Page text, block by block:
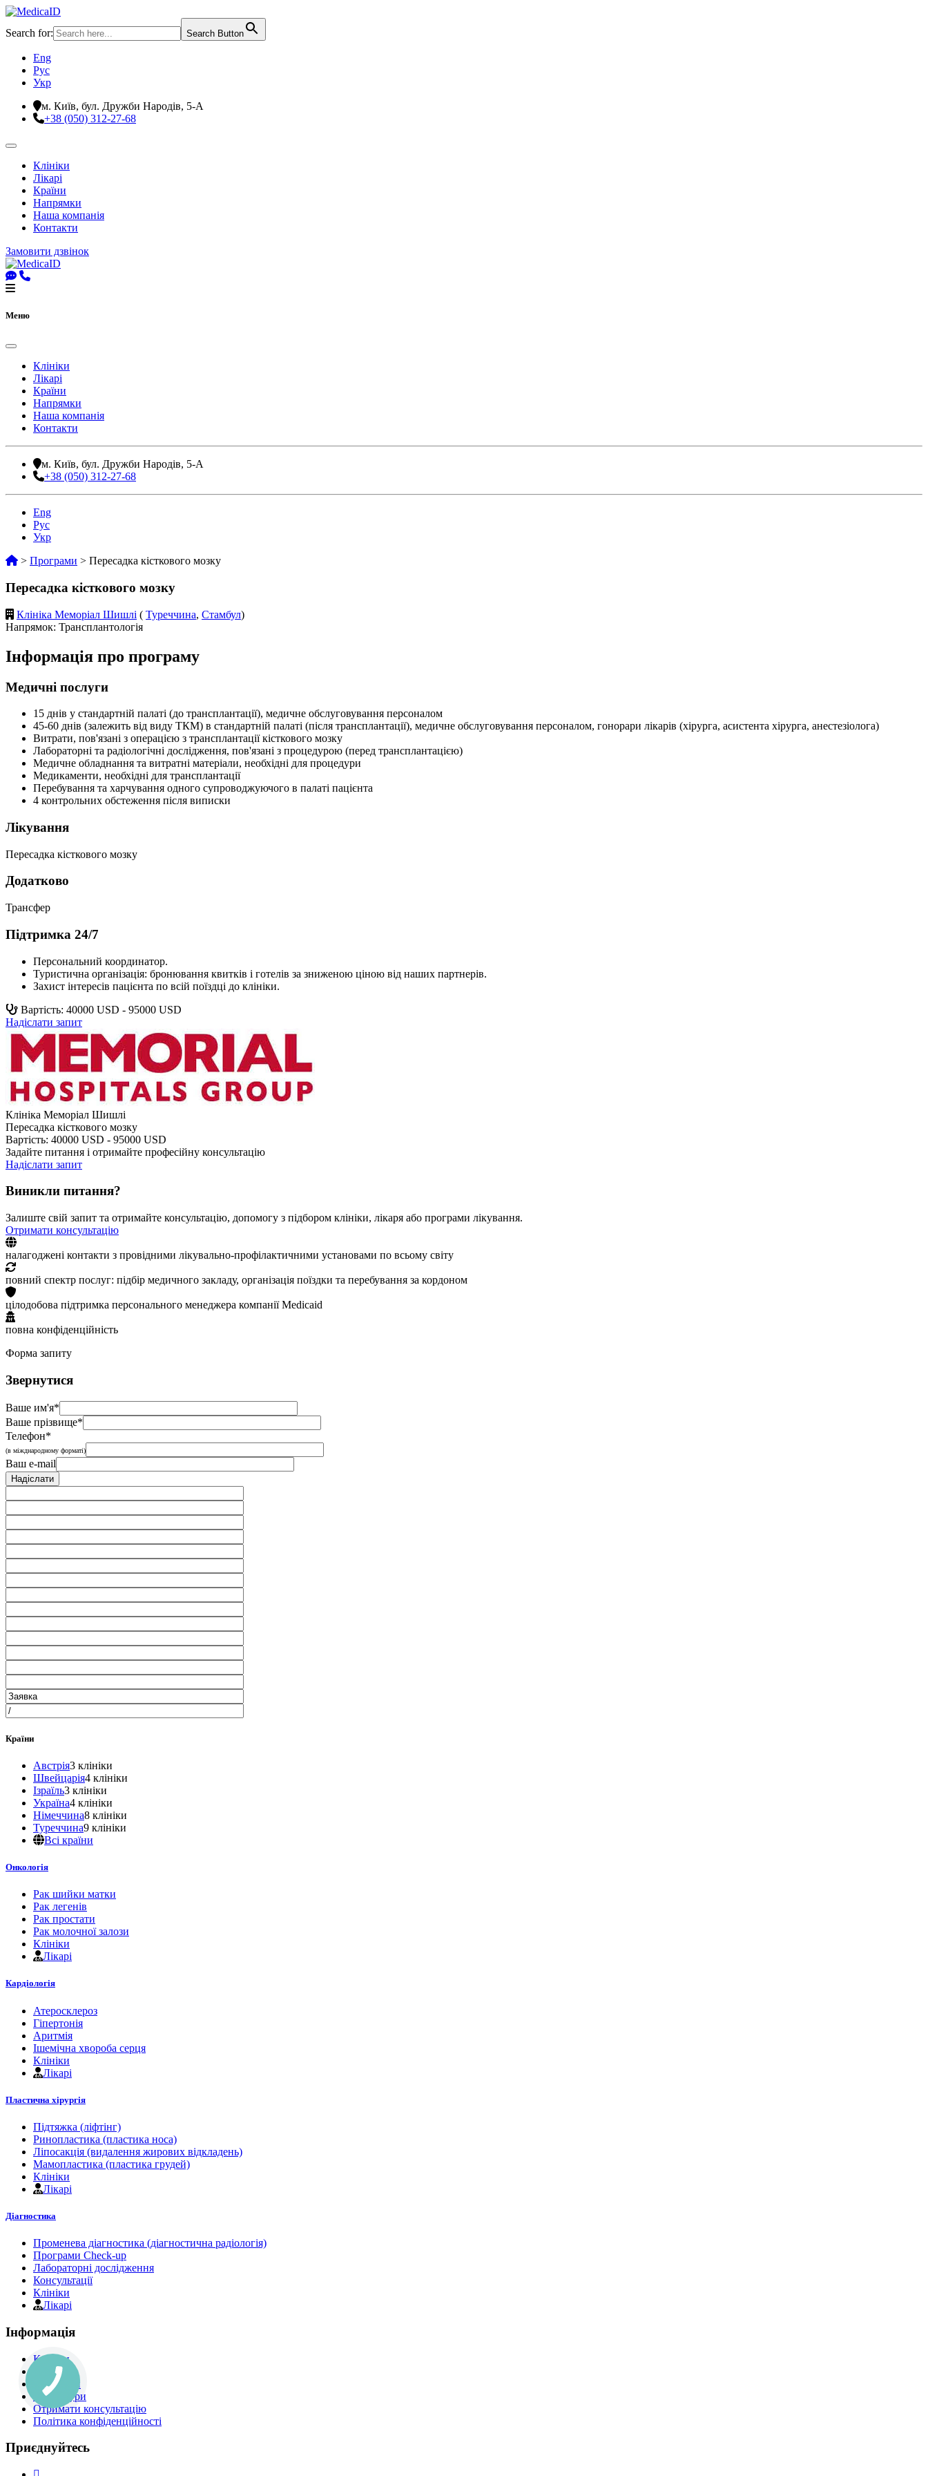
Search for: Search Button
Eng
Рус
Укр
м. Київ, бул. Дружби Народів, 5-А
+38 (050) 312-27-68
Клініки
Лікарі
Країни
Напрямки
Наша компанія
Контакти
Замовити дзвінок
Меню
Клініки
Лікарі
Країни
Напрямки
Наша компанія
Контакти
м. Київ, бул. Дружби Народів, 5-А
+38 (050) 312-27-68
Eng
Рус
Укр
> Програми > Пересадка кісткового мозку
Пересадка кісткового мозку
Клініка Меморіал Шишлі ( Туреччина, Стамбул)
Напрямок: Трансплантологія
Інформація про програму
Медичні послуги
15 днів у стандартній палаті (до трансплантації), медичне обслуговування персоналом
45-60 днів (залежить від виду ТКМ) в стандартній палаті (після трансплантації), медичне обслуговування персоналом, гонорари лікарів (хірурга, асистента хірурга, анестезіолога)
Витрати, пов'язані з операцією з трансплантації кісткового мозку
Лабораторні та радіологічні дослідження, пов'язані з процедурою (перед трансплантацією)
Медичне обладнання та витратні матеріали, необхідні для процедури
Медикаменти, необхідні для трансплантації
Перебування та харчування одного супроводжуючого в палаті пацієнта
4 контрольних обстеження після виписки
Лікування
Пересадка кісткового мозку
Додатково
Трансфер
Підтримка 24/7
Персональний координатор.
Туристична організація: бронювання квитків і готелів за зниженою ціною від наших партнерів.
Захист інтересів пацієнта по всій поїздці до клініки.
Вартість: 40000 USD - 95000 USD
Надіслати запит
Клініка Меморіал Шишлі
Пересадка кісткового мозку
Вартість: 40000 USD - 95000 USD
Задайте питання і отримайте професійну консультацію
Надіслати запит
Виникли питання?
Залиште свій запит та отримайте консультацію, допомогу з підбором клініки, лікаря або програми лікування.
Отримати консультацію
налагоджені контакти з провідними лікувально-профілактичними установами по всьому світу
повний спектр послуг: підбір медичного закладу, організація поїздки та перебування за кордоном
цілодобова підтримка персонального менеджера компанії Medicaid
повна конфіденційність
Форма запиту
Звернутися
Ваше им'я*
Ваше прізвище*
Телефон*
(в міжднародному форматі)
Ваш e-mail
Країни
Австрія3 клініки
Швейцарія4 клініки
Ізраїль3 клініки
Україна4 клініки
Німеччина8 клініки
Туреччина9 клініки
Всі країни
Онкологія
Рак шийки матки
Рак легенів
Рак простати
Рак молочної залози
Клініки
Лікарі
Кардіологія
Атеросклероз
Гіпертонія
Аритмія
Ішемічна хвороба серця
Клініки
Лікарі
Пластична хірургія
Підтяжка (ліфтінг)
Ринопластика (пластика носа)
Ліпосакція (видалення жирових відкладень)
Мамопластика (пластика грудей)
Клініки
Лікарі
Діагностика
Променева діагностика (діагностична радіологія)
Програми Check-up
Лабораторні дослідження
Консультації
Клініки
Лікарі
Інформація
Клініки
Лікарі
Програми
Процедури
Отримати консультацію
Політика конфіденційності
Приєднуйтесь